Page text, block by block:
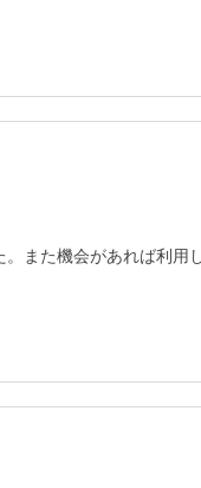
また機会があれば利用